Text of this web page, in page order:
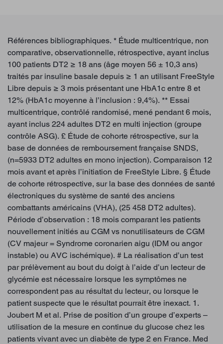
Références bibliographiques. * Étude multicentrique, non
comparative, observationnelle, rétrospective, ayant inclus
100 patients DT2 ≥ 18 ans (âge moyen 56 ± 10,3 ans)
traités par insuline basale depuis ≥ 1 an utilisant FreeStyle
Libre depuis ≥ 3 mois présentant une HbA1c entre 8 et
12% (HbA1c moyenne à l’inclusion : 9,4%). ** Essai
multicentrique, contrôlé randomisé, mené pendant 6 mois,
ayant inclus 224 adultes DT2 en multi injection (groupe
contrôle ASG). £ Étude de cohorte rétrospective, sur la
base de données de remboursement française SNDS,
(n=5933 DT2 adultes en mono injection). Comparaison 12
mois avant et après l’initiation de FreeStyle Libre. § Étude
de cohorte rétrospective, sur la base des données de santé
électroniques du système de santé des anciens
combattants américains (VHA), (25 458 DT2 adultes).
Période d’observation : 18 mois comparant les patients
nouvellement initiés au CGM vs nonutilisateurs de CGM
(CV majeur = Syndrome coronarien aigu (IDM ou angor
instable) ou AVC ischémique). # La réalisation d’un test
par prélèvement au bout du doigt à l’aide d’un lecteur de
glycémie est nécessaire lorsque les symptômes ne
correspondent pas au résultat du lecteur, ou lorsque le
patient suspecte que le résultat pourrait être inexact. 1.
Joubert M et al. Prise de position d’un groupe d’experts –
utilisation de la mesure en continue du glucose chez les
patients vivant avec un diabète de type 2 en France. Med